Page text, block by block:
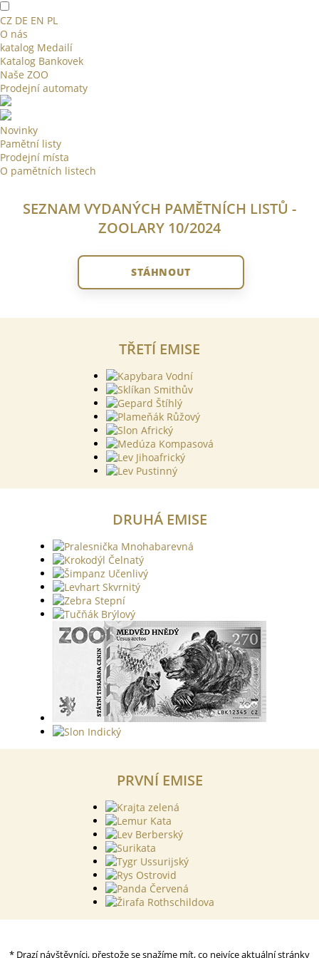
CZ DE EN PL
O nás
katalog Medailí
Katalog Bankovek
Naše ZOO
Prodejní automaty
Novinky
Pamětní listy
Prodejní místa
O pamětních listech
SEZNAM VYDANÝCH PAMĚTNÍCH LISTŮ -
ZOOLARY 10/2024
STÁHNOUT
TŘETÍ EMISE
DRUHÁ EMISE
PRVNÍ EMISE
* Drazí návštěvníci, přestože se snažíme mít, co nejvíce aktuální stránky